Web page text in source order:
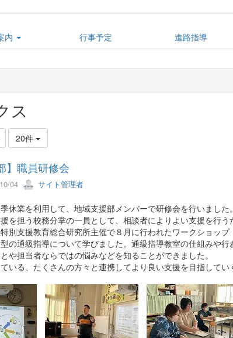
内 行事予定 進路指導
ス
20件
】職員研修会
04 サイト管理者
休業を利用して、地域支援部メンバーで研修会を行いました。
を担う校務分掌の一員として、相談者によりよい支援を行う
別支援教育総合研究所主催で８月に行われたワークショッ
の通級指導について学びました。通級指導教室の仕組みや
や担当者ならではの悩みなどを知ることができました。
いる、たくさんの方々と連携してより良い支援を目指して